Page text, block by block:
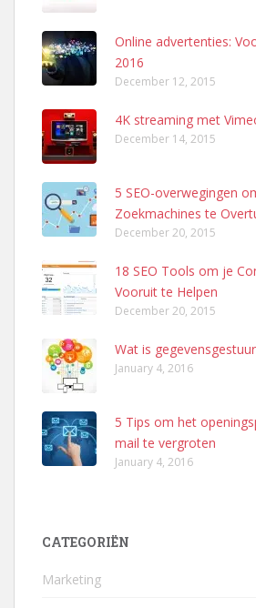
Online advertenties:
2016
December 12, 2015
4K streaming met
December 14, 2015
5 SEO-overwegingen
Zoekmachines te
December 20, 2015
18 SEO Tools om je
Vooruit te Helpen
December 20, 2015
Wat is
January 4, 2016
5 Tips om het
mail te vergroten
January 4, 2016
CATEGORIËN
Marketing